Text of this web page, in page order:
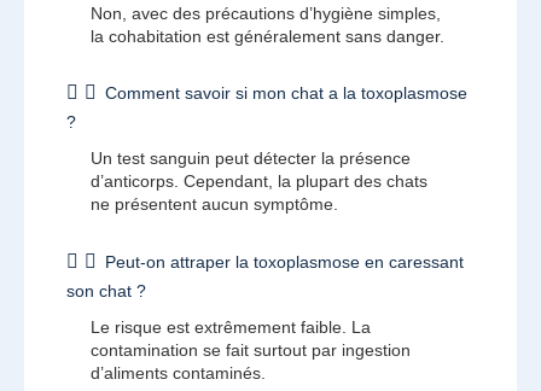
Non, avec des précautions d’hygiène simples,
la cohabitation est généralement sans danger.
Comment savoir si mon chat a la toxoplasmose
?
Un test sanguin peut détecter la présence
d’anticorps. Cependant, la plupart des chats
ne présentent aucun symptôme.
Peut-on attraper la toxoplasmose en caressant
son chat ?
Le risque est extrêmement faible. La
contamination se fait surtout par ingestion
d’aliments contaminés.